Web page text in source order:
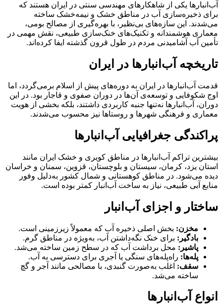
آب‌انبارها یکی از شاهکارهای مهندسی سنتی در ایران هستند که
برای ذخیره‌سازی آب در مناطق خشک و نیمه‌خشک ساخته
می‌شدند. این سازه‌های بی‌نظیر، با بهره‌گیری از مصالح بومی،
معماری هوشمندانه و تکنیک‌های خنک‌سازی طبیعی، نقش مهمی در
تأمین آب آشامیدنی مردم در طول قرون گذشته ایفا کرده‌اند.
تاریخچه آب‌انبارها در ایران
قدمت آب‌انبارها در ایران به دوره‌های پیش از اسلام برمی‌گردد، اما
اوج شکوفایی و توسعه‌ی آن‌ها در دوران صفوی و قاجار بود. در این
دوران، آب‌انبارها نه‌تنها جنبه کاربردی داشتند، بلکه بخشی از هویت
معماری و فرهنگی شهرها و روستاها نیز محسوب می‌شدند.
پراکندگی جغرافیایی آب‌انبارها
بیشترین تراکم آب‌انبارها در مناطق کویری و خشک ایران مانند
استان یزد، کرمان، سیستان و بلوچستان، قزوین، سمنان و خراسان
دیده می‌شود. در مناطق کوهستانی و شمال کشور به‌دلیل وفور
منابع آبی طبیعی، نیاز به ساخت آب‌انبار کمتر بوده است.
ساختار و اجزای آب‌انبار
مخزن: بخش اصلی ذخیره آب که معمولاً زیرزمینی است.
بادگیر: برای خنک نگه‌داشتن آب، به‌ویژه در مناطق گرم.
پاشیر: محل برداشت آب که در سطح زمین ساخته می‌شد.
پله‌ها: راه‌پله‌های سنگی یا آجری برای دسترسی به آب.
سقف: اغلب به‌صورت گنبدی، با مصالحی مانند آجر و گچ
ساخته می‌شد.
انواع آب‌انبارها